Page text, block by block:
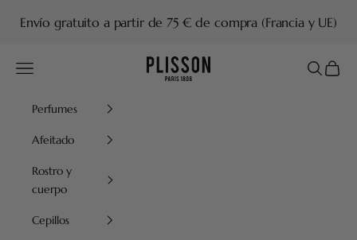
Envío gratuito a partir de 75 € de compra (Francia y UE)
Plisson 1808
Menú Buscar
Cesta
Perfumes
Afeitado
Rostro y
cuerpo
Cepillos